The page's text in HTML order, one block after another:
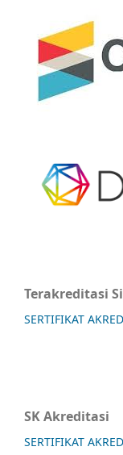
Terakreditasi
SERTIFIKAT
SK Akreditasi
SERTIFIKAT